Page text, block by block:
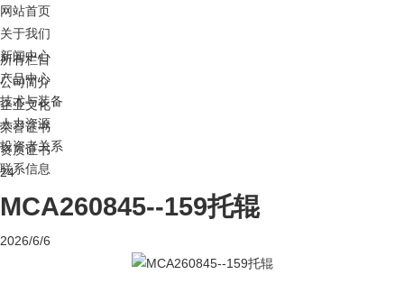
网站首页
关于我们
新闻中心
产品中心
技术与装备
人力资源
投资者关系
联系信息
所有栏目
公司简介
企业文化
荣誉证书
资质证书
24
MCA260845--159托辊
2026/6/6